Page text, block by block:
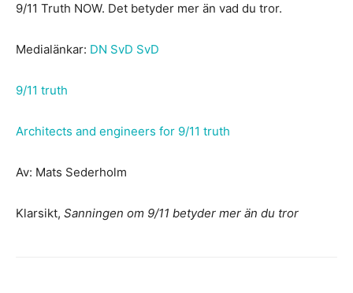
9/11 Truth NOW. Det betyder mer än vad du tror.
Medialänkar: DN SvD SvD
9/11 truth
Architects and engineers for 9/11 truth
Av: Mats Sederholm
Klarsikt, Sanningen om 9/11 betyder mer än du tror